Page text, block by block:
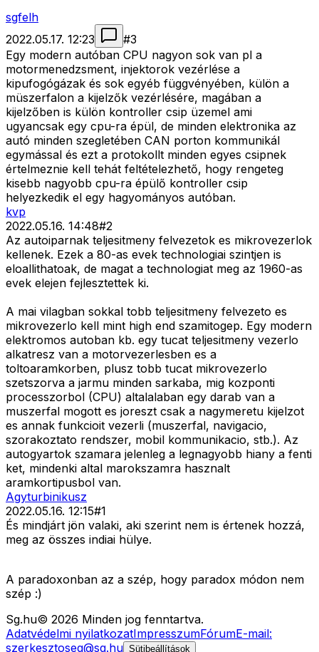
sgfelh
2022.05.17. 12:23
#3
Egy modern autóban CPU nagyon sok van pl a
motormenedzsment, injektorok vezérlése a
kipufogógázak és sok egyéb függvényében, külön a
müszerfalon a kijelzők vezérlésére, magában a
kijelzőben is külön kontroller csip üzemel ami
ugyancsak egy cpu-ra épül, de minden elektronika az
autó minden szegletében CAN porton kommunikál
egymással és ezt a protokollt minden egyes csipnek
értelmeznie kell tehát feltételezhető, hogy rengeteg
kisebb nagyobb cpu-ra épülő kontroller csip
helyezkedik el egy hagyományos autóban.
kvp
2022.05.16. 14:48#2
Az autoiparnak teljesitmeny felvezetok es mikrovezerlok
kellenek. Ezek a 80-as evek technologiai szintjen is
eloallithatoak, de magat a technologiat meg az 1960-as
evek elejen fejlesztettek ki.
A mai vilagban sokkal tobb teljesitmeny felvezeto es
mikrovezerlo kell mint high end szamitogep. Egy modern
elektromos autoban kb. egy tucat teljesitmeny vezerlo
alkatresz van a motorvezerlesben es a
toltoaramkorben, plusz tobb tucat mikrovezerlo
szetszorva a jarmu minden sarkaba, mig kozponti
processzorbol (CPU) altalalaban egy darab van a
muszerfal mogott es joreszt csak a nagymeretu kijelzot
es annak funkcioit vezerli (muszerfal, navigacio,
szorakoztato rendszer, mobil kommunikacio, stb.). Az
autogyartok szamara jelenleg a legnagyobb hiany a fenti
ket, mindenki altal marokszamra hasznalt
aramkortipusbol van.
Agyturbinikusz
2022.05.16. 12:15#1
És mindjárt jön valaki, aki szerint nem is értenek hozzá,
meg az összes indiai hülye.
A paradoxonban az a szép, hogy paradox módon nem
szép :)
Sg.hu© 2026 Minden jog fenntartva.
Adatvédelmi nyilatkozatImpresszumFórumE-mail:
szerkesztoseg@sg.hu Sütibeállítások